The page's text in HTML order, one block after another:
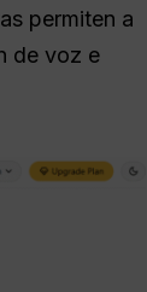
permiten a
de voz e